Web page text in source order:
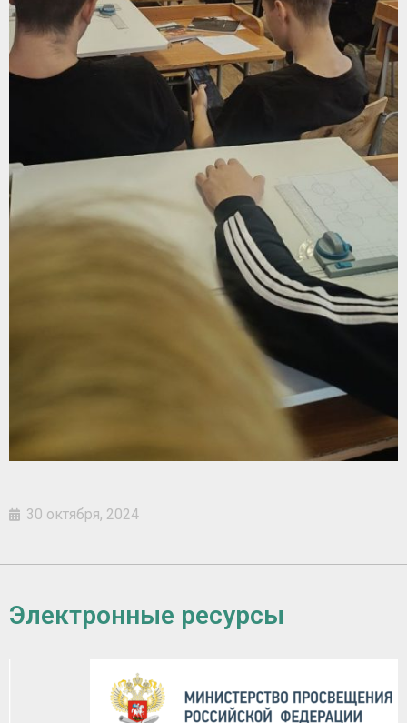
30 октября, 2024
Электронные ресурсы